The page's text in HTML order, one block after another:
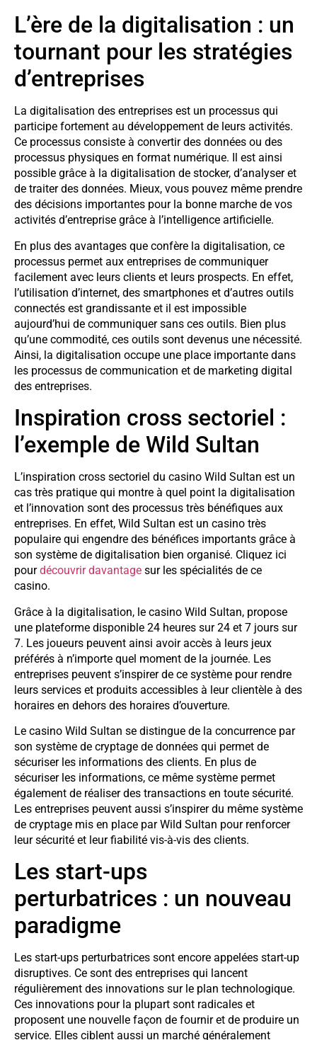
L’ère de la digitalisation : un
tournant pour les stratégies
d’entreprises
La digitalisation des entreprises est un processus qui
participe fortement au développement de leurs activités.
Ce processus consiste à convertir des données ou des
processus physiques en format numérique. Il est ainsi
possible grâce à la digitalisation de stocker, d’analyser et
de traiter des données. Mieux, vous pouvez même prendre
des décisions importantes pour la bonne marche de vos
activités d’entreprise grâce à l’intelligence artificielle.
En plus des avantages que confère la digitalisation, ce
processus permet aux entreprises de communiquer
facilement avec leurs clients et leurs prospects. En effet,
l’utilisation d’internet, des smartphones et d’autres outils
connectés est grandissante et il est impossible
aujourd’hui de communiquer sans ces outils. Bien plus
qu’une commodité, ces outils sont devenus une nécessité.
Ainsi, la digitalisation occupe une place importante dans
les processus de communication et de marketing digital
des entreprises.
Inspiration cross sectoriel :
l’exemple de Wild Sultan
L’inspiration cross sectoriel du casino Wild Sultan est un
cas très pratique qui montre à quel point la digitalisation
et l’innovation sont des processus très bénéfiques aux
entreprises. En effet, Wild Sultan est un casino très
populaire qui engendre des bénéfices importants grâce à
son système de digitalisation bien organisé. Cliquez ici
pourdécouvrir davantage sur les spécialités de ce
casino.
Grâce à la digitalisation, le casino Wild Sultan, propose
une plateforme disponible 24 heures sur 24 et 7 jours sur
7. Les joueurs peuvent ainsi avoir accès à leurs jeux
préférés à n’importe quel moment de la journée. Les
entreprises peuvent s’inspirer de ce système pour rendre
leurs services et produits accessibles à leur clientèle à des
horaires en dehors des horaires d’ouverture.
Le casino Wild Sultan se distingue de la concurrence par
son système de cryptage de données qui permet de
sécuriser les informations des clients. En plus de
sécuriser les informations, ce même système permet
également de réaliser des transactions en toute sécurité.
Les entreprises peuvent aussi s’inspirer du même système
de cryptage mis en place par Wild Sultan pour renforcer
leur sécurité et leur fiabilité vis-à-vis des clients.
Les start-ups
perturbatrices : un nouveau
paradigme
Les start-ups perturbatrices sont encore appelées start-up
disruptives. Ce sont des entreprises qui lancent
régulièrement des innovations sur le plan technologique.
Ces innovations pour la plupart sont radicales et
proposent une nouvelle façon de fournir et de produire un
service. Elles ciblent aussi un marché généralement